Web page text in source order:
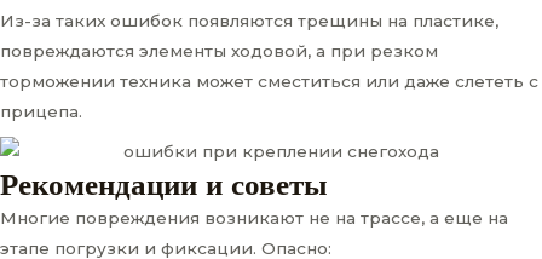
Из-за таких ошибок появляются трещины на пластике,
повреждаются элементы ходовой, а при резком
торможении техника может сместиться или даже слететь с
прицепа.
Рекомендации и советы
Многие повреждения возникают не на трассе, а еще на
этапе погрузки и фиксации. Опасно: